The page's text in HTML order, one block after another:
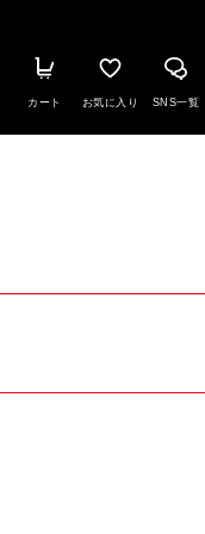
カート お気に入り SNS一覧